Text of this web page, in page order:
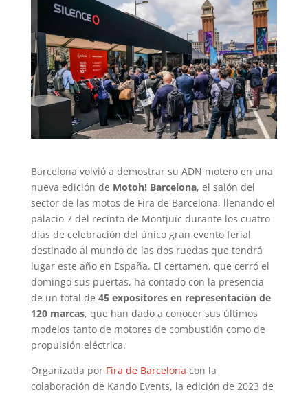
Barcelona volvió a demostrar su ADN motero en una
nueva edición de Motoh! Barcelona, el salón del
sector de las motos de Fira de Barcelona, llenando el
palacio 7 del recinto de Montjuïc durante los cuatro
días de celebración del único gran evento ferial
destinado al mundo de las dos ruedas que tendrá
lugar este año en España. El certamen, que cerró el
domingo sus puertas, ha contado con la presencia
de un total de 45 expositores en representación de
120 marcas, que han dado a conocer sus últimos
modelos tanto de motores de combustión como de
propulsión eléctrica.
Organizada por Fira de Barcelona con la
colaboración de Kando Events, la edición de 2023 de